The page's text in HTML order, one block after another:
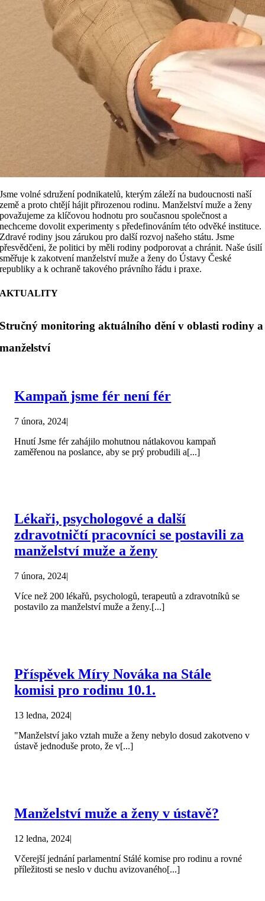
Jsme volné sdružení podnikatelů, kterým záleží na budoucnosti naší
země a proto chtějí hájit přirozenou rodinu. Manželství muže a ženy
považujeme za klíčovou hodnotu pro současnou společnost a
nechceme dovolit experimenty s předefinováním této odvěké instituce.
Zdravé rodiny jsou zárukou pro další rozvoj našeho státu. Jsme
přesvědčeni, že politici by měli rodiny podporovat a chránit. Naše úsilí
směřuje k zakotvení manželství muže a ženy do Ústavy České
republiky a k ochraně takového právního řádu i praxe.
AKTUALITY
Stručný monitoring aktuálního dění v oblasti rodiny a
manželství
Kampaň jsme fér není fér
7 února, 2024|
Hnutí Jsme fér zahájilo mohutnou nátlakovou kampaň
zaměřenou na poslance, aby se prý probudili a[...]
Lékaři, psychologové a další
zdravotničtí pracovníci se postavili za
manželství muže a ženy
7 února, 2024|
Více než 200 lékařů, psychologů, terapeutů a zdravotníků se
postavilo za manželství muže a ženy.[...]
Příspěvek Míry Nováka na Stále
komisi pro rodinu 10.1.
13 ledna, 2024|
"Manželství jako vztah muže a ženy nebylo dosud zakotveno v
ústavě jednoduše proto, že v[...]
Manželství muže a ženy v ústavě?
12 ledna, 2024|
Včerejší jednání parlamentní Stálé komise pro rodinu a rovné
příležitosti se neslo v duchu avizovaného[...]